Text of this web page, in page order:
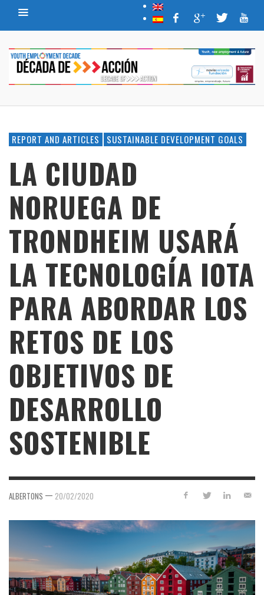
REPORT AND ARTICLES SUSTAINABLE DEVELOPMENT GOALS
LA CIUDAD
NORUEGA DE
TRONDHEIM USARÁ
LA TECNOLOGÍA IOTA
PARA ABORDAR LOS
RETOS DE LOS
OBJETIVOS DE
DESARROLLO
SOSTENIBLE
ALBERTONS — 20/02/2020